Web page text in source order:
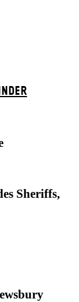
Sheriffs,